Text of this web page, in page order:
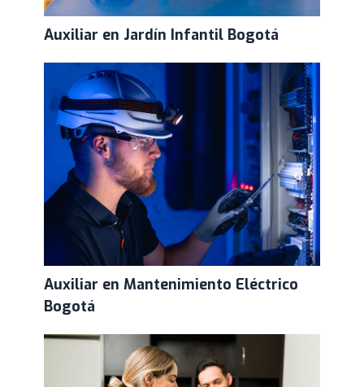
Auxiliar en Jardín Infantil Bogotá
Auxiliar en Mantenimiento Eléctrico
Bogotá